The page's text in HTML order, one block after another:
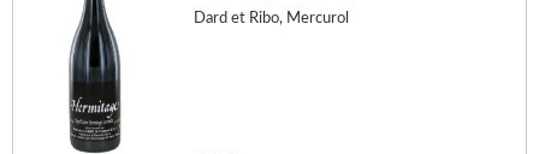
Dard et Ribo, Mercurol